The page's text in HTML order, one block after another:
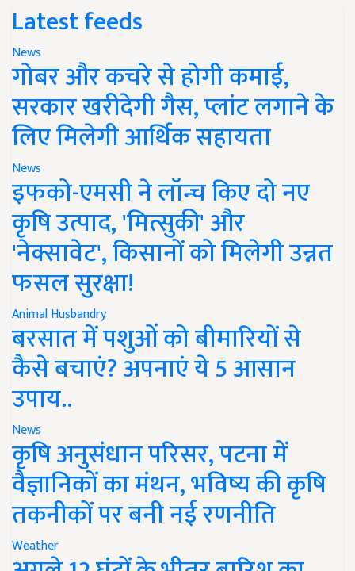
Latest feeds
News
गोबर और कचरे से होगी कमाई,
सरकार खरीदेगी गैस, प्लांट लगाने के
लिए मिलेगी आर्थिक सहायता
News
इफको-एमसी ने लॉन्च किए दो नए
कृषि उत्पाद, 'मित्सुकी' और
'नेक्सावेट', किसानों को मिलेगी उन्नत
फसल सुरक्षा!
Animal Husbandry
बरसात में पशुओं को बीमारियों से
कैसे बचाएं? अपनाएं ये 5 आसान
उपाय..
News
कृषि अनुसंधान परिसर, पटना में
वैज्ञानिकों का मंथन, भविष्य की कृषि
तकनीकों पर बनी नई रणनीति
Weather